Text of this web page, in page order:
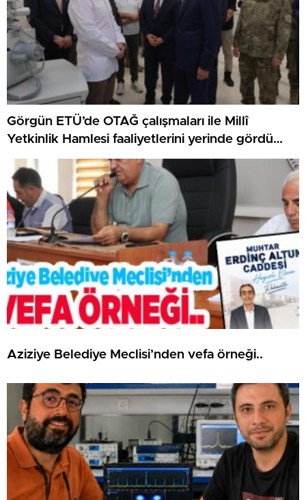
Görgün ETÜ’de OTAĞ çalışmaları ile Millî
Yetkinlik Hamlesi faaliyetlerini yerinde gördü…
Aziziye Belediye Meclisi’nden vefa örneği..